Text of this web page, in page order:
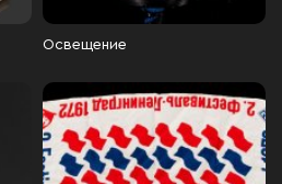
Освещение